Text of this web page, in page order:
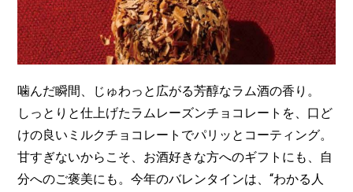
噛んだ瞬間、じゅわっと広がる芳醇なラム酒の香り。
しっとりと仕上げたラムレーズンチョコレートを、口ど
けの良いミルクチョコレートでパリッとコーティング。
甘すぎないからこそ、お酒好きな方へのギフトにも、自
分へのご褒美にも。今年のバレンタインは、“わかる人